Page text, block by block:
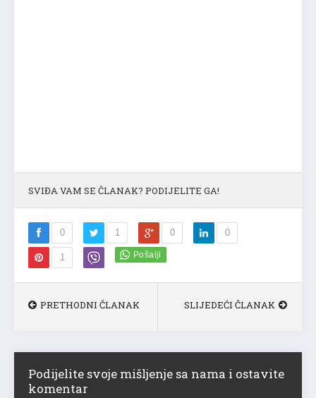
SVIĐA VAM SE ČLANAK? PODIJELITE GA!
0 1 0 0
1
PRETHODNI ČLANAK SLIJEDEĆI ČLANAK
Podijelite svoje mišljenje sa nama i ostavite
komentar